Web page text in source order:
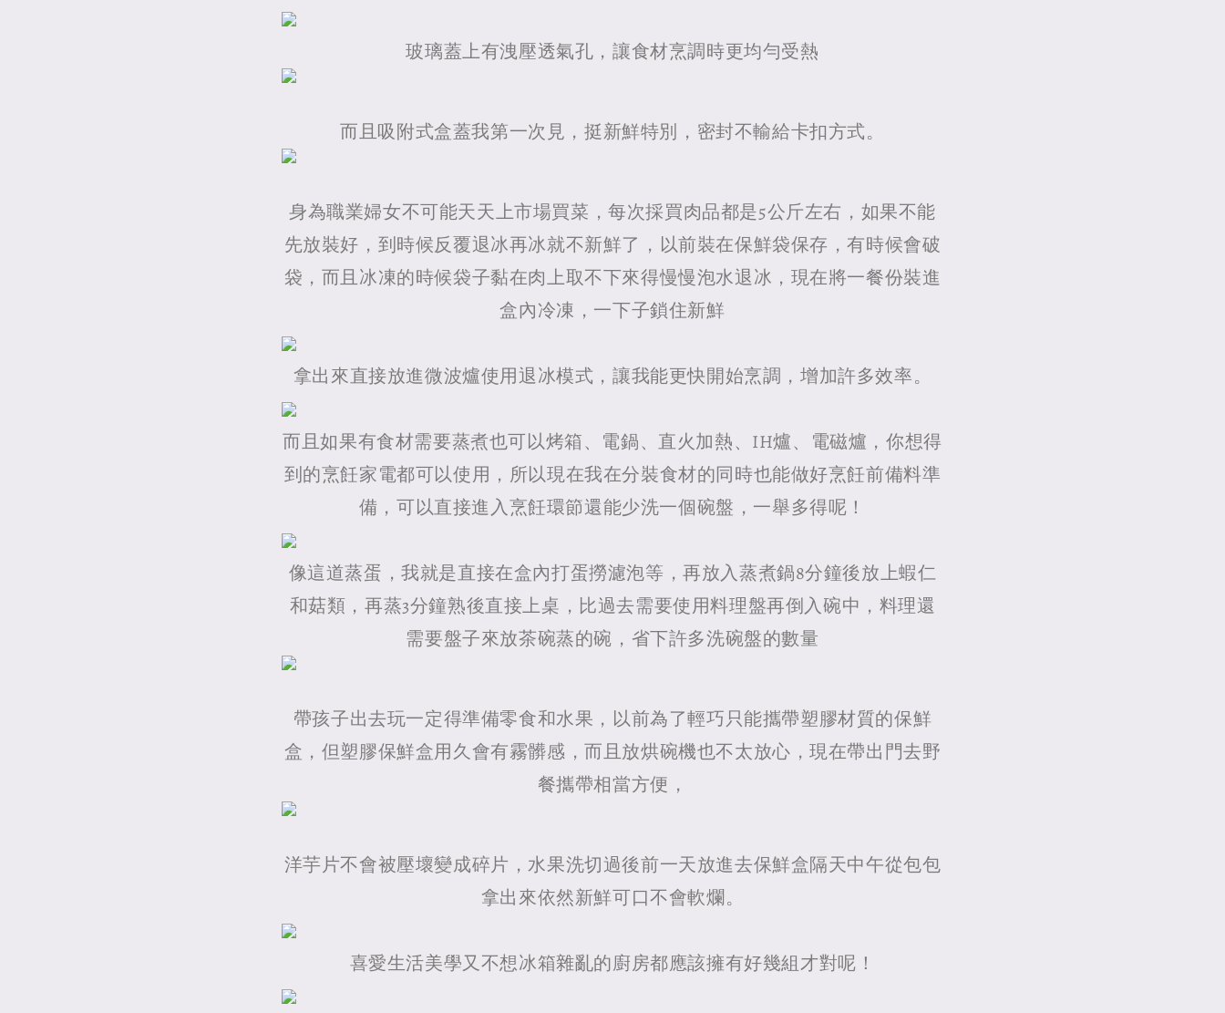
玻璃蓋上有洩壓透氣孔，讓食材烹調時更均勻受熱
而且吸附式盒蓋我第一次見，挺新鮮特別，密封不輸給卡扣方式。
身為職業婦女不可能天天上市場買菜，每次採買肉品都是5公斤左右，如果不能
先放裝好，到時候反覆退冰再冰就不新鮮了，以前裝在保鮮袋保存，有時候會破
袋，而且冰凍的時候袋子黏在肉上取不下來得慢慢泡水退冰，現在將一餐份裝進
盒內冷凍，一下子鎖住新鮮
拿出來直接放進微波爐使用退冰模式，讓我能更快開始烹調，增加許多效率。
而且如果有食材需要蒸煮也可以烤箱、電鍋、直火加熱、IH爐、電磁爐，你想得
到的烹飪家電都可以使用，所以現在我在分裝食材的同時也能做好烹飪前備料準
備，可以直接進入烹飪環節還能少洗一個碗盤，一舉多得呢！
像這道蒸蛋，我就是直接在盒內打蛋撈濾泡等，再放入蒸煮鍋8分鐘後放上蝦仁
和菇類，再蒸3分鐘熟後直接上桌，比過去需要使用料理盤再倒入碗中，料理還
需要盤子來放茶碗蒸的碗，省下許多洗碗盤的數量
帶孩子出去玩一定得準備零食和水果，以前為了輕巧只能攜帶塑膠材質的保鮮
盒，但塑膠保鮮盒用久會有霧髒感，而且放烘碗機也不太放心，現在帶出門去野
餐攜帶相當方便，
洋芋片不會被壓壞變成碎片，水果洗切過後前一天放進去保鮮盒隔天中午從包包
拿出來依然新鮮可口不會軟爛。
喜愛生活美學又不想冰箱雜亂的廚房都應該擁有好幾組才對呢！